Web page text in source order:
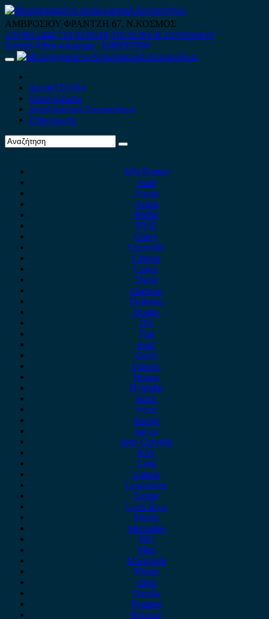
Skip
to
content
ΑΜΒΡΟΣΙΟΥ ΦΡΑΝΤΖΗ 67, Ν.ΚΟΣΜΟΣ
210 9012444 210 9239148 210 9238158 210 9026839
Κινητό-Viber-whatsapp : 6980507900
Primary
Αρχική Σελίδα
Ποιοί είμαστε
Ανταλλακτικά Αυτοκινήτων
Επικοινωνία
Alfa Romeo
Audi
Austin
Acura
BMW
BYD
Chery
Chevrolet
Citroen
Cupra
Dacia
Daewoo
Daihatsu
Dodge
DS
Fiat
Ford
Geely
Gonow
Honda
Hyundai
Isuzu
iveco
Jaecoo
Jaguar
Jeep Chrysler
KIA
Lada
Lancia
Leapmotor
Lexus
Lynk & co
Mazda
Mercedes
MG
Mini
Mitsubishi
Nissan
Opel
Omoda
Peugeot
Porsche